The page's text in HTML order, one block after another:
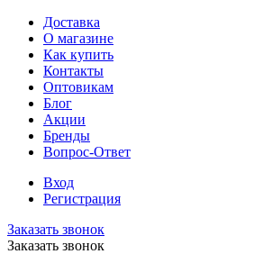
Доставка
О магазине
Как купить
Контакты
Оптовикам
Блог
Акции
Бренды
Вопрос-Ответ
Вход
Регистрация
Заказать звонок
Заказать звонок